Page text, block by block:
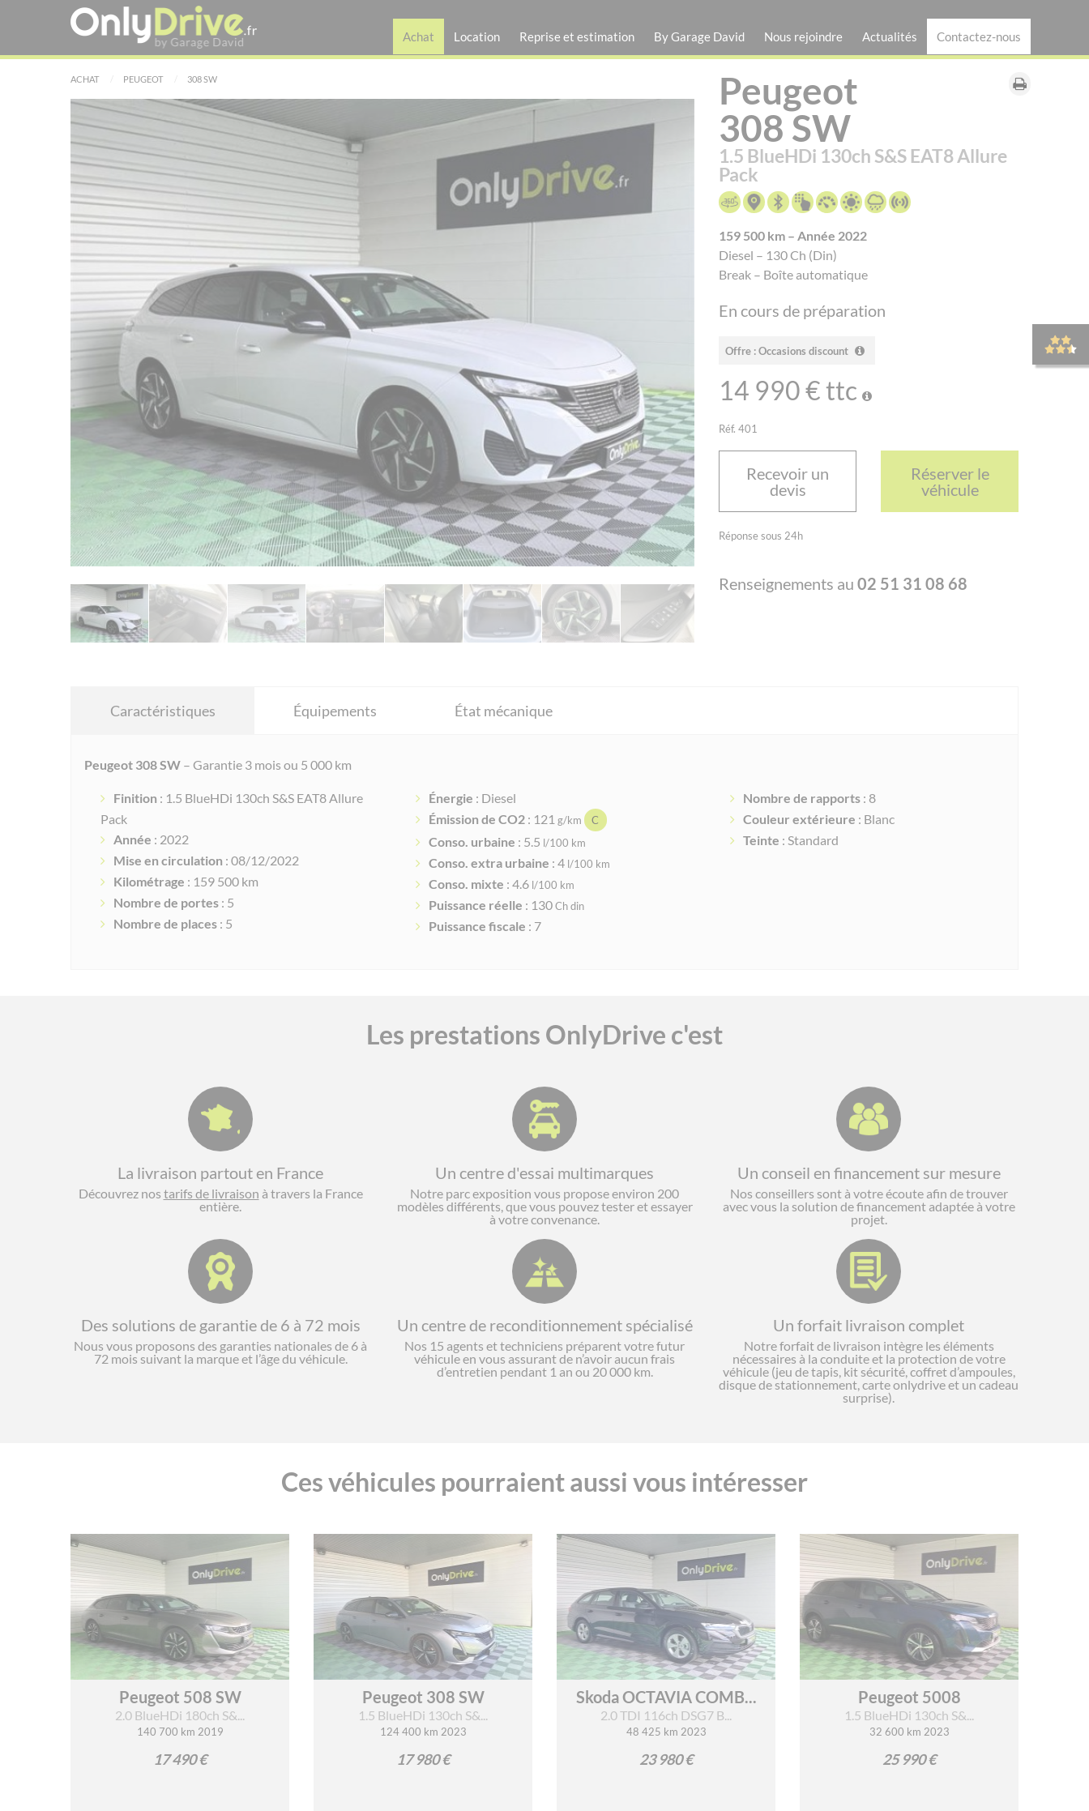
Achat Location Reprise et estimation By Garage David Nous rejoindre Actualités Contactez-nous
ACHAT PEUGEOT 308 SW
Peugeot
308 SW
1.5 BlueHDi 130ch S&S EAT8 Allure
Pack
159 500 km – Année 2022
Diesel – 130 Ch (Din)
Break – Boîte automatique
En cours de préparation
Offre : Occasions discount
14 990 € ttc
Réf. 401
Recevoir un
devis
Réponse sous 24h
Réserver le
véhicule
Renseignements au 02 51 31 08 68
Caractéristiques Équipements État mécanique
Peugeot 308 SW – Garantie 3 mois ou 5 000 km
Finition : 1.5 BlueHDi 130ch S&S EAT8 Allure
Pack
Année : 2022
Mise en circulation : 08/12/2022
Kilométrage : 159 500 km
Nombre de portes : 5
Nombre de places : 5
Énergie : Diesel
Émission de CO2: 121 g/km C
Conso. urbaine : 5.5 l/100 km
Conso. extra urbaine : 4 l/100 km
Conso. mixte : 4.6 l/100 km
Puissance réelle : 130Ch din
Puissance fiscale : 7
Nombre de rapports : 8
Couleur extérieure : Blanc
Teinte : Standard
Les prestations OnlyDrive c'est
La livraison partout en France
Découvrez nos tarifs de livraison à travers la France
entière.
Un centre d'essai multimarques
Notre parc exposition vous propose environ 200
modèles différents, que vous pouvez tester et essayer
à votre convenance.
Un conseil en financement sur mesure
Nos conseillers sont à votre écoute afin de trouver
avec vous la solution de financement adaptée à votre
projet.
Des solutions de garantie de 6 à 72 mois
Nous vous proposons des garanties nationales de 6 à
72 mois suivant la marque et l’âge du véhicule.
Un centre de reconditionnement spécialisé
Nos 15 agents et techniciens préparent votre futur
véhicule en vous assurant de n’avoir aucun frais
d’entretien pendant 1 an ou 20 000 km.
Un forfait livraison complet
Notre forfait de livraison intègre les éléments
nécessaires à la conduite et la protection de votre
véhicule (jeu de tapis, kit sécurité, coffret d’ampoules,
disque de stationnement, carte onlydrive et un cadeau
surprise).
Ces véhicules pourraient aussi vous intéresser
Peugeot 508 SW
2.0 BlueHDi 180ch S&...
140 700 km 2019
17 490 €
Peugeot 308 SW
1.5 BlueHDi 130ch S&...
124 400 km 2023
17 980 €
Skoda OCTAVIA COMB...
2.0 TDI 116ch DSG7 B...
48 425 km 2023
23 980 €
Peugeot 5008
1.5 BlueHDi 130ch S&...
32 600 km 2023
25 990 €